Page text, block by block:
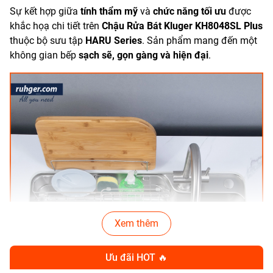
Sự kết hợp giữa tính thẩm mỹ và chức năng tối ưu được
khắc họạ chi tiết trên Chậu Rửa Bát Kluger KH8048SL Plus
thuộc bộ sưu tập HARU Series. Sản phẩm mang đến một
không gian bếp sạch sẽ, gọn gàng và hiện đại.
Xem thêm
Ưu đãi HOT 🔥